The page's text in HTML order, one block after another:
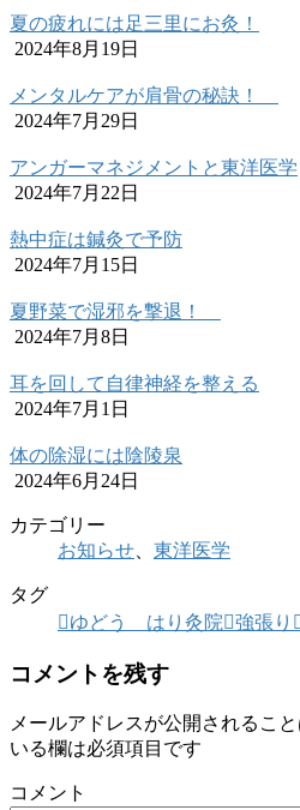
夏の疲れには足三里にお灸！
2024年8月19日
メンタルケアが肩骨の秘訣！
2024年7月29日
アンガーマネジメントと東洋医学
2024年7月22日
熱中症は鍼灸で予防
2024年7月15日
夏野菜で湿邪を撃退！
2024年7月8日
耳を回して自律神経を整える
2024年7月1日
体の除湿には陰陵泉
2024年6月24日
カテゴリー
お知らせ
東洋医学
タグ
ゆどう はり灸院
強張り
コメントを残す
メールアドレスが公開されること
いる欄は必須項目です
コメント